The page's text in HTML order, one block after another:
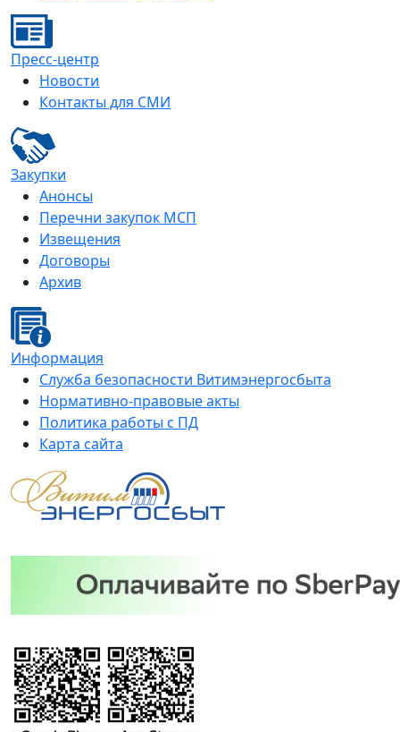
Пресс-центр
Новости
Контакты для СМИ
Закупки
Анонсы
Перечни закупок МСП
Извещения
Договоры
Архив
Информация
Служба безопасности Витимэнергосбыта
Нормативно-правовые акты
Политика работы с ПД
Карта сайта